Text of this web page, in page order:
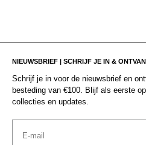
NIEUWSBRIEF | SCHRIJF JE IN &
Schrijf je in voor de nieuwsbrief en
besteding van €100. Blijf als eerste
collecties en updates.
Email